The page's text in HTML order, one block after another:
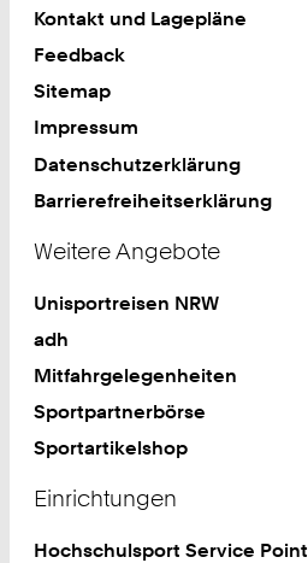
Kontakt und Lagepläne
Feedback
Sitemap
Impressum
Datenschutzerklärung
Barrierefreiheitserklärung
Weitere Angebote
Unisportreisen NRW
adh
Mitfahrgelegenheiten
Sportpartnerbörse
Sportartikelshop
Einrichtungen
Hochschulsport Service Point